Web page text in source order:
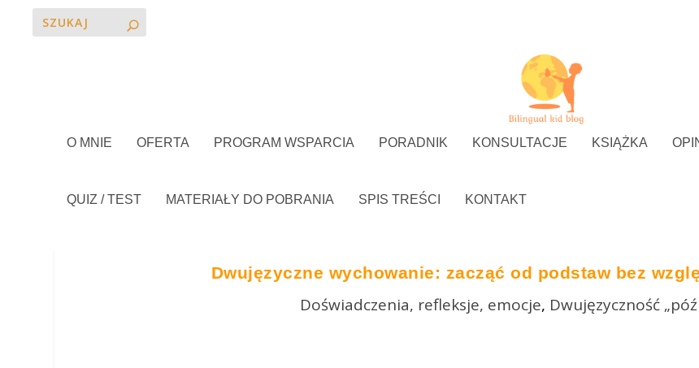
O MNIE OFERTA PROGRAM WSPARCIA PORADNIK KONSULTACJE KSIĄŻKA
QUIZ / TEST MATERIAŁY DO POBRANIA SPIS TREŚCI KONTAKT
Dwujęzyczne wychowanie: zacząć od podstaw bez
Doświadczenia, refleksje, emocje, Dwujęzyczność